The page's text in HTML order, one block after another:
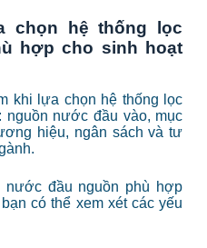
chọn hệ thống lọc
hợp cho sinh hoạt
khi lựa chọn hệ thống lọc
nguồn nước đầu vào, mục
hiệu, ngân sách và tư
đầu nguồn phù hợp
có thể xem xét các yếu